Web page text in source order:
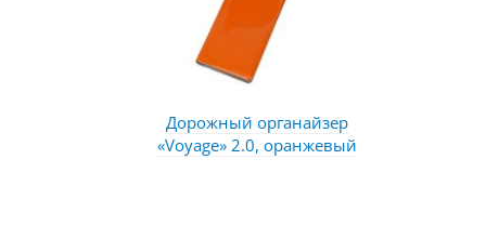
Дорожный органайзер
«Voyage» 2.0, оранжевый